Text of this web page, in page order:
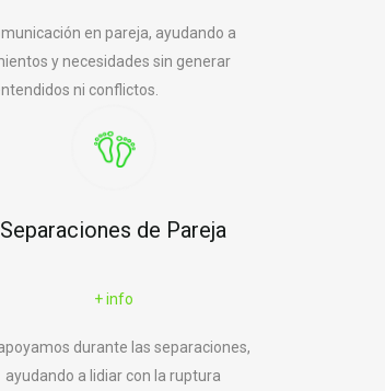
en pareja, ayudando a
y necesidades sin generar
ni conflictos.
Separaciones de Pareja
+ info
durante las separaciones,
ayudando a lidiar con la ruptura